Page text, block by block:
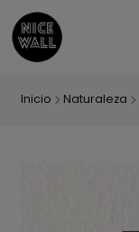
Inicio Naturaleza